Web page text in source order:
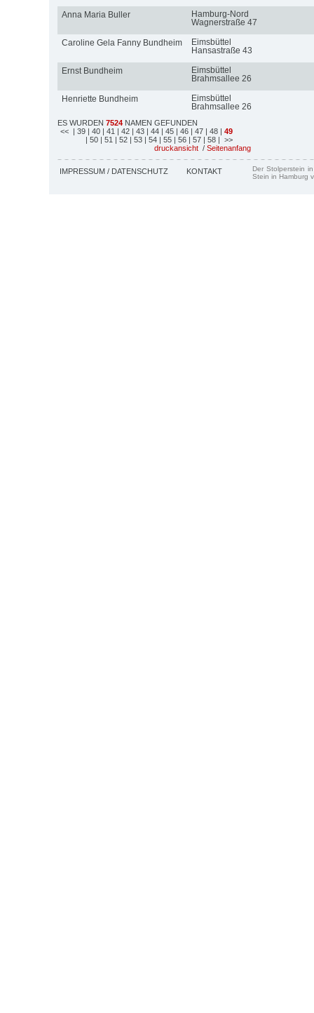
Anna Maria Buller
Hamburg-Nord
Wagnerstraße 47
Caroline Gela Fanny Bundheim
Eimsbüttel
Hansastraße 43
Ernst Bundheim
Eimsbüttel
Brahmsallee 26
Henriette Bundheim
Eimsbüttel
Brahmsallee 26
ES WURDEN 7524 NAMEN GEFUNDEN
<< | 39 | 40 | 41 | 42 | 43 | 44 | 45 | 46 | 47 | 48 | 49
| 50 | 51 | 52 | 53 | 54 | 55 | 56 | 57 | 58 | >>
druckansicht / Seitenanfang
IMPRESSUM / DATENSCHUTZ KONTAKT
Der Stolperstein
Stein in Hamburg